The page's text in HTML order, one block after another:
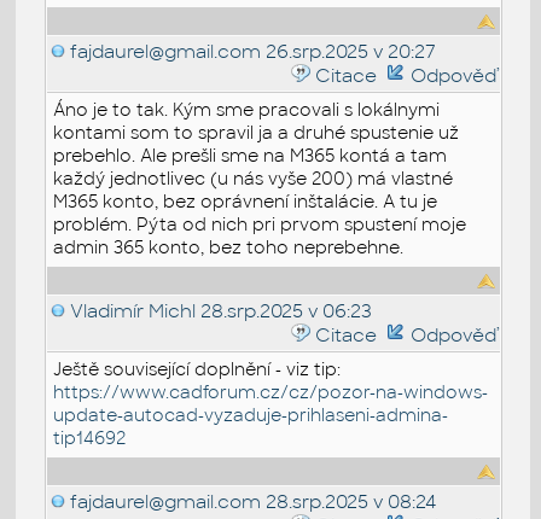
fajdaurel@gmail.com 26.srp.2025 v 20:27
Citace
Odpověď
Áno je to tak. Kým sme pracovali s lokálnymi
kontami som to spravil ja a druhé spustenie už
prebehlo. Ale prešli sme na M365 kontá a tam
každý jednotlivec (u nás vyše 200) má vlastné
M365 konto, bez oprávnení inštalácie. A tu je
problém. Pýta od nich pri prvom spustení moje
admin 365 konto, bez toho neprebehne.
Vladimír Michl 28.srp.2025 v 06:23
Citace
Odpověď
Ještě související doplnění - viz tip:
https://www.cadforum.cz/cz/pozor-na-windows-
update-autocad-vyzaduje-prihlaseni-admina-
tip14692
fajdaurel@gmail.com 28.srp.2025 v 08:24